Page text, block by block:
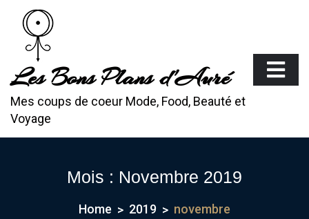
Les Bons Plans d'Auré
Mes coups de coeur Mode, Food, Beauté et
Voyage
Mois : Novembre 2019
Home 2019 novembre